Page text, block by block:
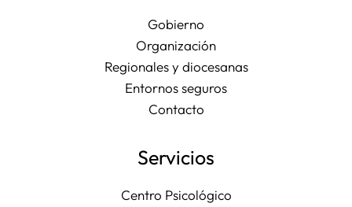
Gobierno
Organización
Regionales y diocesanas
Entornos seguros
Contacto
Servicios
Centro Psicológico